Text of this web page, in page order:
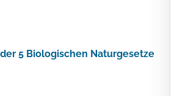
5 Biologischen Naturgesetze